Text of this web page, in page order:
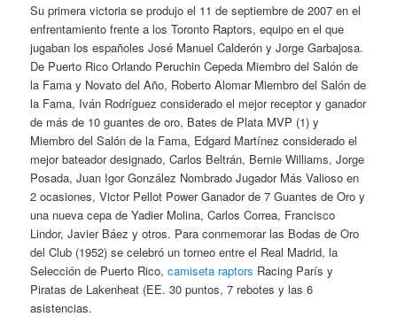
Su primera victoria se produjo el 11 de septiembre de 2007 en el
enfrentamiento frente a los Toronto Raptors, equipo en el que
jugaban los españoles José Manuel Calderón y Jorge Garbajosa.
De Puerto Rico Orlando Peruchin Cepeda Miembro del Salón de
la Fama y Novato del Año, Roberto Alomar Miembro del Salón de
la Fama, Iván Rodríguez considerado el mejor receptor y ganador
de más de 10 guantes de oro, Bates de Plata MVP (1) y
Miembro del Salón de la Fama, Edgard Martínez considerado el
mejor bateador designado, Carlos Beltrán, Bernie Williams, Jorge
Posada, Juan Igor González Nombrado Jugador Más Valioso en
2 ocasiones, Victor Pellot Power Ganador de 7 Guantes de Oro y
una nueva cepa de Yadier Molina, Carlos Correa, Francisco
Lindor, Javier Báez y otros. Para conmemorar las Bodas de Oro
del Club (1952) se celebró un torneo entre el Real Madrid, la
Selección de Puerto Rico,camiseta raptors Racing París y
Piratas de Lakenheat (EE. 30 puntos, 7 rebotes y las 6
asistencias.